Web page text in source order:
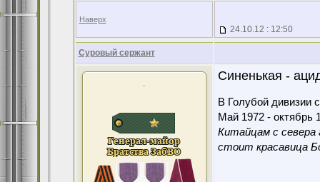
Наверх
24.10.12 : 12:50
Суровый сержант
.
Синенькая -
В Голубой дивизии
Май 1972 - октябрь
Китайцам с севера
стоит красавица